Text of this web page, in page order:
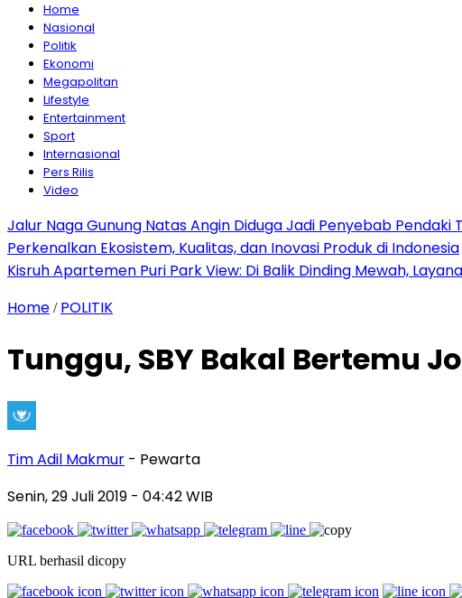
Home
Nasional
Politik
Ekonomi
Megapolitan
Lifestyle
Entertainment
Sport
Internasional
Pers Rilis
Video
Jalur Naga Gunung Natas Angin Diduga Jadi Penyebab Pendaki
Perkenalkan Ekosistem, Kualitas, dan Inovasi Produk di Indonesia
Kisruh Apartemen Puri Park View: Di Balik Dinding Mewah,
Home / POLITIK
Tunggu, SBY Bakal Bertemu
Tim Adil Makmur - Pewarta
Senin, 29 Juli 2019 - 04:42 WIB
URL berhasil dicopy